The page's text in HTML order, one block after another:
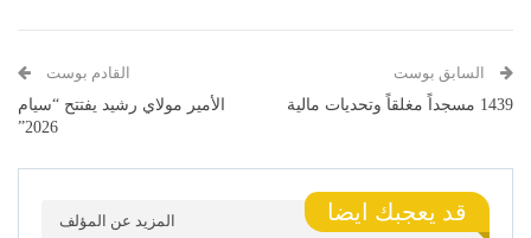
السابق بوست
1439 مسجداً مغلقاً وتحديات مالية
القادم بوست
الأمير مولاي رشيد يفتتح “سيام
2026”
قد يعجبك ايضا المزيد عن المؤلف